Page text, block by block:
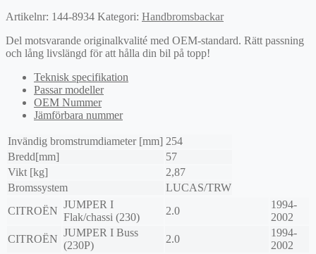
Artikelnr: 144-8934 Kategori: Handbromsbackar
Del motsvarande originalkvalité med OEM-standard. Rätt passning
och lång livslängd för att hålla din bil på topp!
Teknisk specifikation
Passar modeller
OEM Nummer
Jämförbara nummer
Invändig bromstrumdiameter [mm] 254
Bredd[mm]
57
Vikt [kg]
2,87
Bromssystem
LUCAS/TRW
CITROËN
JUMPER I
Flak/chassi (230)
2.0
1994-
2002
CITROËN
JUMPER I Buss
(230P)
2.0
1994-
2002